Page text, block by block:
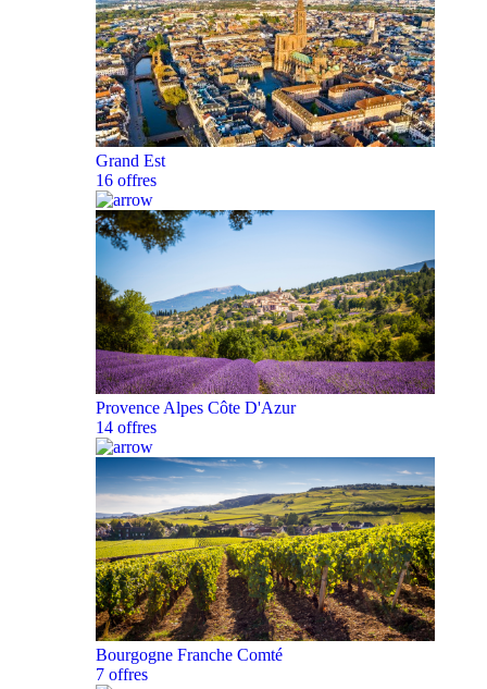
Grand Est
16 offres
Provence Alpes Côte D'Azur
14 offres
Bourgogne Franche Comté
7 offres